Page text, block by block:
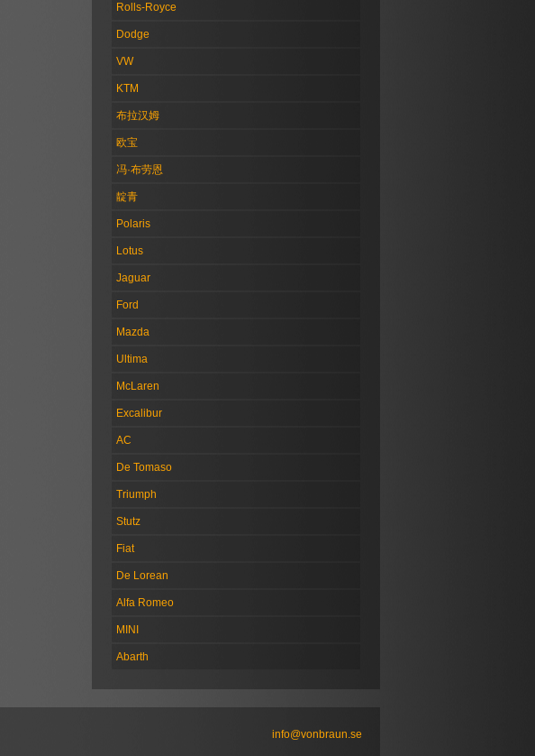
Rolls-Royce
Dodge
VW
KTM
布拉汉姆
欧宝
冯·布劳恩
靛青
Polaris
Lotus
Jaguar
Ford
Mazda
Ultima
McLaren
Excalibur
AC
De Tomaso
Triumph
Stutz
Fiat
De Lorean
Alfa Romeo
MINI
Abarth
info@vonbraun.se